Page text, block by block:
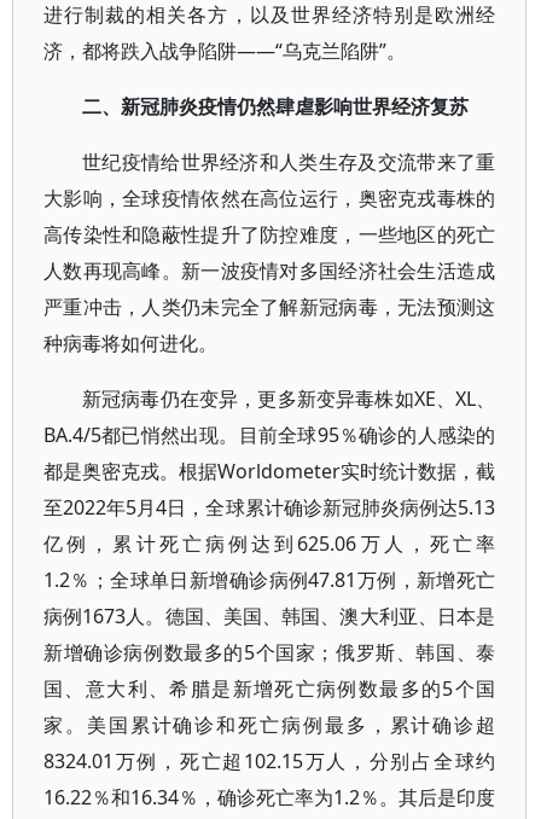
进行制裁的相关各方，以及世界经济特别是欧洲经
济，都将跌入战争陷阱——“乌克兰陷阱”。
二、新冠肺炎疫情仍然肆虐影响世界经济复苏
世纪疫情给世界经济和人类生存及交流带来了重
大影响，全球疫情依然在高位运行，奥密克戎毒株的
高传染性和隐蔽性提升了防控难度，一些地区的死亡
人数再现高峰。新一波疫情对多国经济社会生活造成
严重冲击，人类仍未完全了解新冠病毒，无法预测这
种病毒将如何进化。
新冠病毒仍在变异，更多新变异毒株如XE、XL、
BA.4/5都已悄然出现。目前全球95％确诊的人感染的
都是奥密克戎。根据Worldometer实时统计数据，截
至2022年5月4日，全球累计确诊新冠肺炎病例达5.13
亿例，累计死亡病例达到625.06万人，死亡率
1.2％；全球单日新增确诊病例47.81万例，新增死亡
病例1673人。德国、美国、韩国、澳大利亚、日本是
新增确诊病例数最多的5个国家；俄罗斯、韩国、泰
国、意大利、希腊是新增死亡病例数最多的5个国
家。美国累计确诊和死亡病例最多，累计确诊超
8324.01万例，死亡超102.15万人，分别占全球约
16.22％和16.34％，确诊死亡率为1.2％。其后是印度